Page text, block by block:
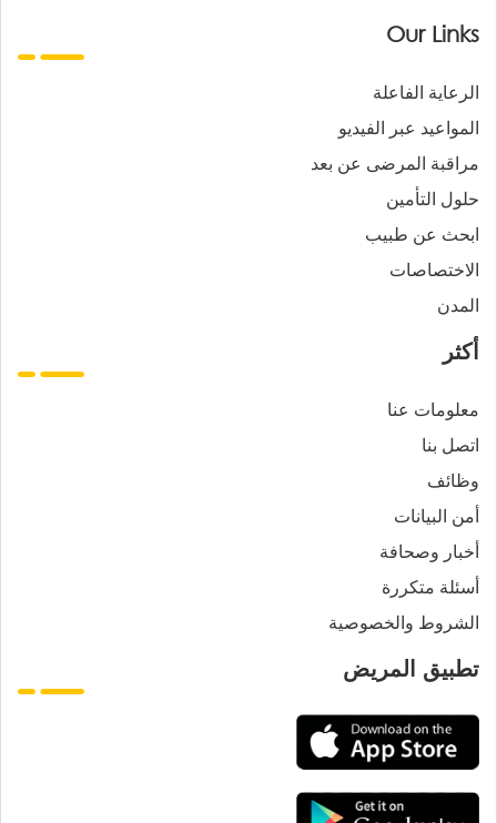
Our Links
الرعاية الفاعلة
المواعيد عبر الفيديو
مراقبة المرضى عن بعد
حلول التأمين
ابحث عن طبيب
الاختصاصات
المدن
أكثر
معلومات عنا
اتصل بنا
وظائف
أمن البيانات
أخبار وصحافة
أسئلة متكررة
الشروط والخصوصية
تطبيق المريض